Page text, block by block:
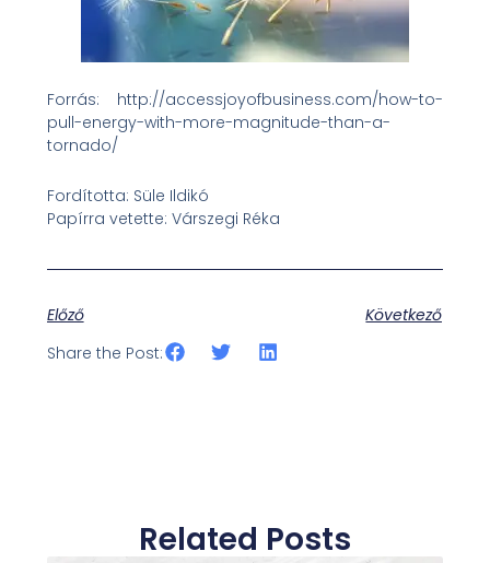
Forrás: http://accessjoyofbusiness.com/how-to-
pull-energy-with-more-magnitude-than-a-
tornado/
Fordította: Süle Ildikó
Papírra vetette: Várszegi Réka
Előző
Következő
Share the Post:
Related Posts